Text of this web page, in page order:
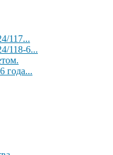
117...
118-6...
года...